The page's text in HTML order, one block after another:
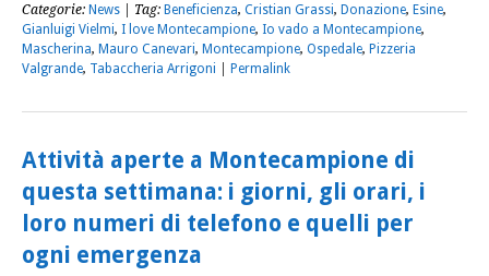
Categorie: News | Tag: Beneficienza, Cristian Grassi, Donazione, Esine,
Gianluigi Vielmi, I love Montecampione, Io vado a Montecampione,
Mascherina, Mauro Canevari, Montecampione, Ospedale, Pizzeria
Valgrande, Tabaccheria Arrigoni Permalink
Attività aperte a Montecampione di
questa settimana: i giorni, gli orari, i
loro numeri di telefono e quelli per
ogni emergenza